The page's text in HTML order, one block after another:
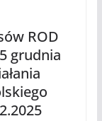
ROD
grudnia